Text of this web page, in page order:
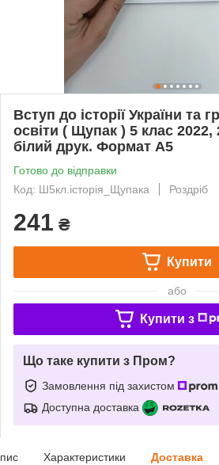
Вступ до історії України та
освіти ( Щупак ) 5 клас
білий друк. Формат А5
Готово до відправки
Код: Ш5кл.історія_Щупака
Роздріб
241 ₴
Купити
або
Купити з
Що таке купити з Пром?
Замовлення під захистом
Доступна доставка
Характеристики Доставка